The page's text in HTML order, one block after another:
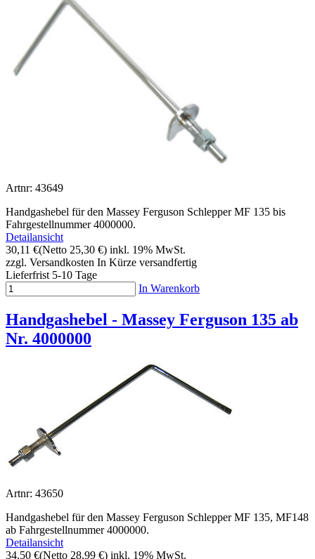
Artnr: 43649
Handgashebel für den Massey Ferguson Schlepper MF 135 bis
Fahrgestellnummer 4000000.
Detailansicht
30,11 €(Netto 25,30 €) inkl. 19% MwSt.
zzgl. Versandkosten In Kürze versandfertig
Lieferfrist 5-10 Tage
In Warenkorb
Handgashebel - Massey Ferguson 135 ab
Nr. 4000000
Artnr: 43650
Handgashebel für den Massey Ferguson Schlepper MF 135, MF148
ab Fahrgestellnummer 4000000.
Detailansicht
34,50 €(Netto 28,99 €) inkl. 19% MwSt.